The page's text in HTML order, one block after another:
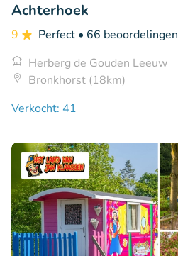
Achterhoek
9 Perfect • 66 beoordelingen
Herberg de Gouden Leeuw
Bronkhorst (18km)
Verkocht: 41